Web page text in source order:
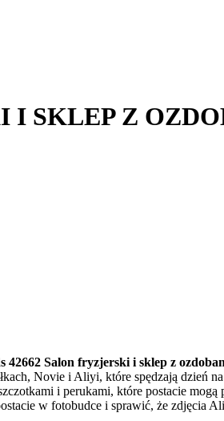
I SKLEP Z
42662 Salon fryzjerski i sklep z
Novie i Aliyi, które spędzają dzień
i perukami, które postacie
w fotobudce i sprawić, że zdjęcia